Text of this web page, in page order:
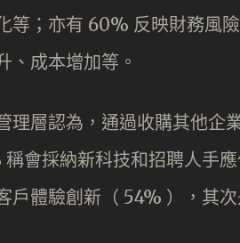
等；亦有 60% 反映財務風
、成本增加等。
理層認為，通過收購其他企
會採納新科技和招聘人手
戶體驗創新（ 54% ），其